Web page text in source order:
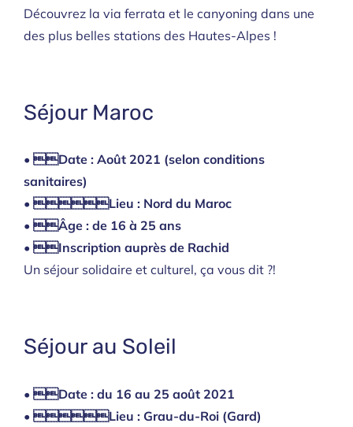
Découvrez la via ferrata et le canyoning dans une
des plus belles stations des Hautes-Alpes !
Séjour Maroc
• Date : Août 2021 (selon conditions
sanitaires)
• Lieu : Nord du Maroc
• Âge : de 16 à 25 ans
• Inscription auprès de Rachid
Un séjour solidaire et culturel, ça vous dit ?!
Séjour au Soleil
• Date : du 16 au 25 août 2021
• Lieu : Grau-du-Roi (Gard)